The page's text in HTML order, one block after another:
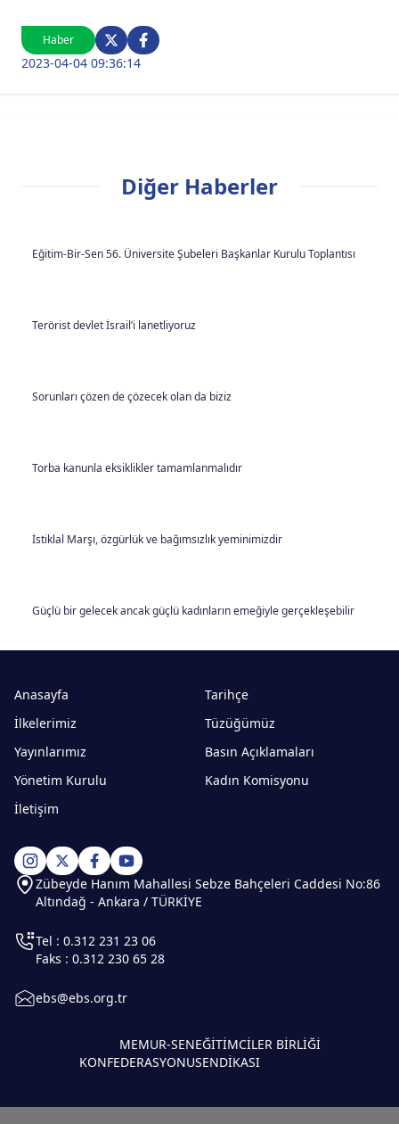
Haber
2023-04-04 09:36:14
Diğer Haberler
Eğitim-Bir-Sen 56. Üniversite Şubeleri Başkanlar Kurulu Toplantısı
Terörist devlet İsrail’i lanetliyoruz
Sorunları çözen de çözecek olan da biziz
Torba kanunla eksiklikler tamamlanmalıdır
İstiklal Marşı, özgürlük ve bağımsızlık yeminimizdir
Güçlü bir gelecek ancak güçlü kadınların emeğiyle gerçekleşebilir
Anasayfa
Tarihçe
İlkelerimiz
Tüzüğümüz
Yayınlarımız
Basın Açıklamaları
Yönetim Kurulu
Kadın Komisyonu
İletişim
MEMUR-SEN
KONFEDERASYONU
EĞİTİMCİLER BİRLİĞİ
SENDİKASI
Zübeyde Hanım Mahallesi Sebze Bahçeleri Caddesi No:86
Altındağ - Ankara / TÜRKİYE
Tel : 0.312 231 23 06
Faks : 0.312 230 65 28
ebs@ebs.org.tr